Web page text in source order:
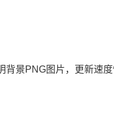
景PNG图片，更新速